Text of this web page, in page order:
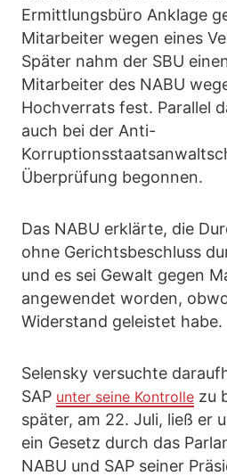
Ermittlungsbüro Anklage
Mitarbeiter wegen eines
Später nahm der SBU
Mitarbeiter des NABU
Hochverrats fest. Parallel
auch bei der Anti-
Überprüfung begonnen.
Das NABU erklärte, die
ohne Gerichtsbeschluss
und es sei Gewalt gegen
angewendet worden,
Widerstand geleistet habe.
Selensky versuchte
SAP unter seine Kontrolle zu
später, am 22. Juli, ließ er
ein Gesetz durch das
NABU und SAP seiner